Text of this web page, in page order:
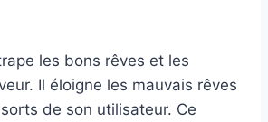
les bons rêves et les
Il éloigne les mauvais rêves
de son utilisateur. Ce